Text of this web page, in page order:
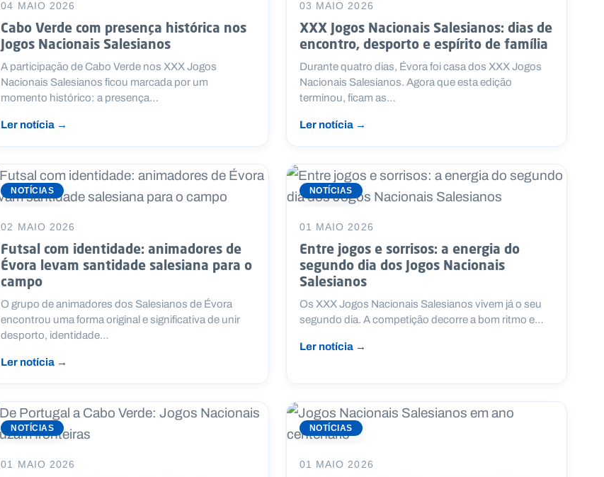
04 MAIO 2026
Cabo Verde com presença histórica nos
Jogos Nacionais Salesianos
A participação de Cabo Verde nos XXX Jogos
Nacionais Salesianos ficou marcada por um
momento histórico: a presença…
Ler notícia →
03 MAIO 2026
XXX Jogos Nacionais Salesianos: dias de
encontro, desporto e espírito de família
Durante quatro dias, Évora foi casa dos XXX Jogos
Nacionais Salesianos. Agora que esta edição
terminou, ficam as…
Ler notícia →
NOTÍCIAS
02 MAIO 2026
Futsal com identidade: animadores de
Évora levam santidade salesiana para o
campo
O grupo de animadores dos Salesianos de Évora
encontrou uma forma original e significativa de unir
desporto, identidade…
Ler notícia →
NOTÍCIAS
01 MAIO 2026
Entre jogos e sorrisos: a energia do
segundo dia dos Jogos Nacionais
Salesianos
Os XXX Jogos Nacionais Salesianos vivem já o seu
segundo dia. A competição decorre a bom ritmo e…
Ler notícia →
NOTÍCIAS
01 MAIO 2026
NOTÍCIAS
01 MAIO 2026